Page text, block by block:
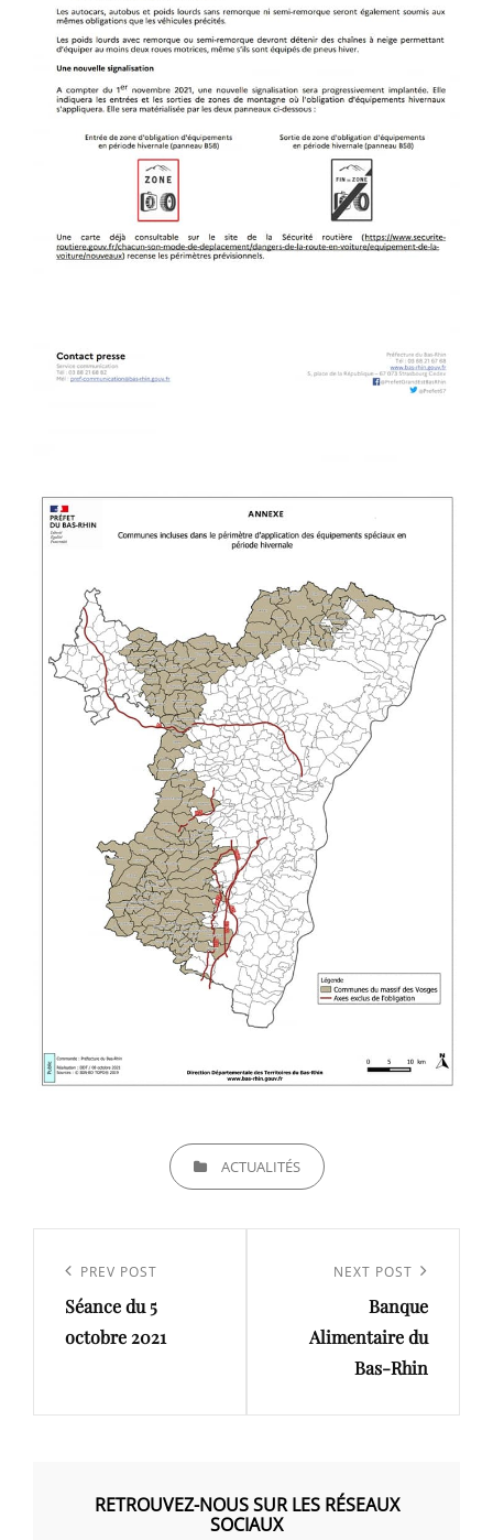
CATEGORIESACTUALITÉS
l’article
Previous
Post
PREV POST
Séance du 5
octobre 2021
NEXT POST
Banque
Alimentaire du
Bas-Rhin
RETROUVEZ-NOUS SUR LES RÉSEAUX
SOCIAUX